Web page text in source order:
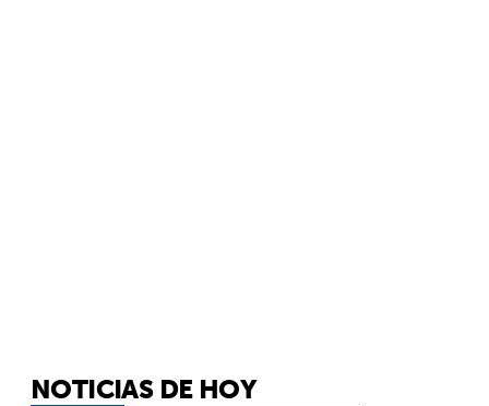
NOTICIAS DE HOY